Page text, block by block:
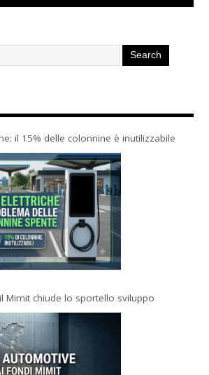
il 15% delle colonnine è inutilizzabile
Mimit chiude lo sportello sviluppo